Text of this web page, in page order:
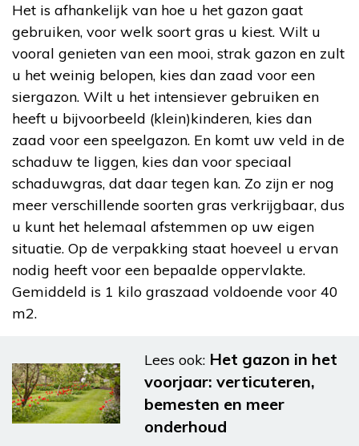
Het is afhankelijk van hoe u het gazon gaat
gebruiken, voor welk soort gras u kiest. Wilt u
vooral genieten van een mooi, strak gazon en zult
u het weinig belopen, kies dan zaad voor een
siergazon. Wilt u het intensiever gebruiken en
heeft u bijvoorbeeld (klein)kinderen, kies dan
zaad voor een speelgazon. En komt uw veld in de
schaduw te liggen, kies dan voor speciaal
schaduwgras, dat daar tegen kan. Zo zijn er nog
meer verschillende soorten gras verkrijgbaar, dus
u kunt het helemaal afstemmen op uw eigen
situatie. Op de verpakking staat hoeveel u ervan
nodig heeft voor een bepaalde oppervlakte.
Gemiddeld is 1 kilo graszaad voldoende voor 40
m2.
Lees ook: Het gazon in het
voorjaar: verticuteren,
bemesten en meer
onderhoud